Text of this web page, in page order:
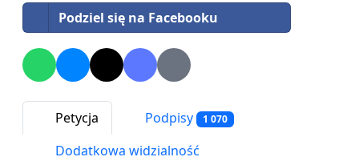
Podziel się na Facebooku
Petycja Podpisy 1 070
Dodatkowa widzialność